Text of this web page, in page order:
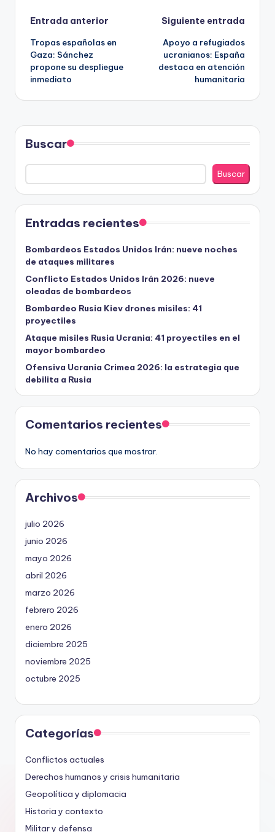
Navegación
de
entradas
Entrada anterior
Tropas españolas en
Gaza: Sánchez
propone su despliegue
inmediato
Siguiente entrada
Apoyo a refugiados
ucranianos: España
destaca en atención
humanitaria
Buscar
Buscar
Entradas recientes
Bombardeos Estados Unidos Irán: nueve noches
de ataques militares
Conflicto Estados Unidos Irán 2026: nueve
oleadas de bombardeos
Bombardeo Rusia Kiev drones misiles: 41
proyectiles
Ataque misiles Rusia Ucrania: 41 proyectiles en el
mayor bombardeo
Ofensiva Ucrania Crimea 2026: la estrategia que
debilita a Rusia
Comentarios recientes
No hay comentarios que mostrar.
Archivos
julio 2026
junio 2026
mayo 2026
abril 2026
marzo 2026
febrero 2026
enero 2026
diciembre 2025
noviembre 2025
octubre 2025
Categorías
Conflictos actuales
Derechos humanos y crisis humanitaria
Geopolítica y diplomacia
Historia y contexto
Militar y defensa